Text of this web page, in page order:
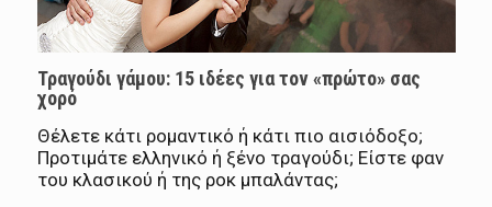
Τραγούδι γάμου: 15 ιδέες για τον «πρώτο» σας
χορό
Θέλετε κάτι ρομαντικό ή κάτι πιο αισιόδοξο;
Προτιμάτε ελληνικό ή ξένο τραγούδι; Είστε φαν
του κλασικού ή της ροκ μπαλάντας;